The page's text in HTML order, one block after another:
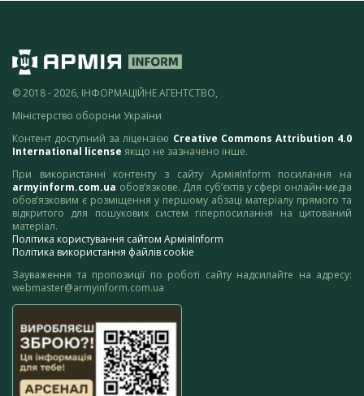
© 2018 - 2026, ІНФОРМАЦІЙНЕ АГЕНТСТВО,
Міністерство оборони України
Контент доступний за ліцензією Creative Commons Attribution 4.0
International license якщо не зазначено інше.
При використанні контенту з сайту АрміяInform посилання на
armyinform.com.ua обов’язкове. Для суб’єктів у сфері онлайн-медіа
обов’язковим є розміщення у першому абзаці матеріалу прямого та
відкритого для пошукових систем гіперпосилання на цитований
матеріал.
Політика користування сайтом АрміяInform
Політика використання файлів cookie
Зауваження та пропозиції по роботі сайту надсилайте на адресу:
webmaster@armyinform.com.ua